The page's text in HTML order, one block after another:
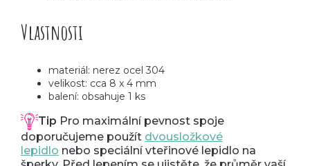
Vlastnosti
materiál: nerez ocel 304
velikost: cca 8 x 4 mm
balení: obsahuje 1 ks
Tip Pro maximální pevnost spoje
doporučujeme použít dvousložkové
lepidlo nebo speciální vteřinové lepidlo na